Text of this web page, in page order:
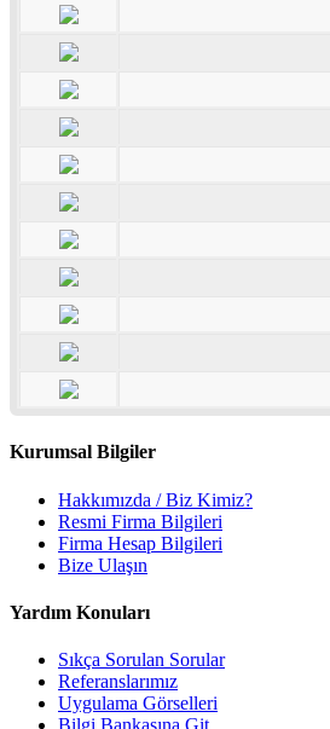
Kurumsal Bilgiler
Hakkımızda / Biz Kimiz?
Resmi Firma Bilgileri
Firma Hesap Bilgileri
Bize Ulaşın
Yardım Konuları
Sıkça Sorulan Sorular
Referanslarımız
Uygulama Görselleri